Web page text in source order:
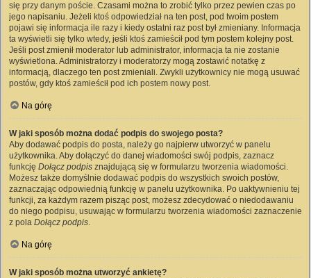
się przy danym poście. Czasami można to zrobić tylko przez pewien czas po
jego napisaniu. Jeżeli ktoś odpowiedział na ten post, pod twoim postem
pojawi się informacja ile razy i kiedy ostatni raz post był zmieniany. Informacja
ta wyświetli się tylko wtedy, jeśli ktoś zamieścił pod tym postem kolejny post.
Jeśli post zmienił moderator lub administrator, informacja ta nie zostanie
wyświetlona. Administratorzy i moderatorzy mogą zostawić notatkę z
informacją, dlaczego ten post zmieniali. Zwykli użytkownicy nie mogą usuwać
postów, gdy ktoś zamieścił pod ich postem nowy post.
Na górę
W jaki sposób można dodać podpis do swojego posta?
Aby dodawać podpis do posta, należy go najpierw utworzyć w panelu
użytkownika. Aby dołączyć do danej wiadomości swój podpis, zaznacz
funkcję Dołącz podpis znajdującą się w formularzu tworzenia wiadomości.
Możesz także domyślnie dodawać podpis do wszystkich swoich postów,
zaznaczając odpowiednią funkcję w panelu użytkownika. Po uaktywnieniu tej
funkcji, za każdym razem pisząc post, możesz zdecydować o niedodawaniu
do niego podpisu, usuwając w formularzu tworzenia wiadomości zaznaczenie
z pola Dołącz podpis.
Na górę
W jaki sposób można utworzyć ankietę?